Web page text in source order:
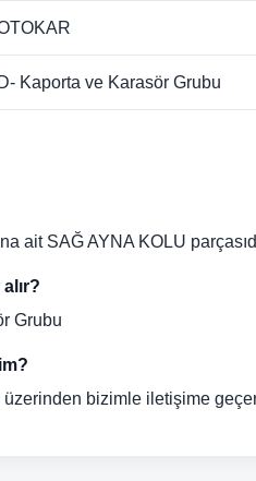
D- Kaporta ve Karasör Grubu
ait SAĞ AYNA KOLU
Grubu
bizimle iletişime